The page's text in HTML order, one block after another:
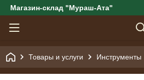
Магазин-склад "Мураш-Ата"
Товары и услуги Инструменты